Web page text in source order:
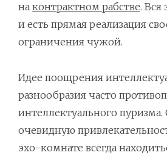
на контрактном рабстве. Вся
и есть прямая реализация
ограничения чужой.
Идее поощрения
разнообразия часто
интеллектуального
очевидную
эхо-комнате всегда